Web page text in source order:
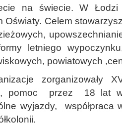
na świecie. W Łodzi
Oświaty. Celem
letniego
powiatowych
zorganizowały
pomoc przez 18 lat w
wyjazdy, współpraca